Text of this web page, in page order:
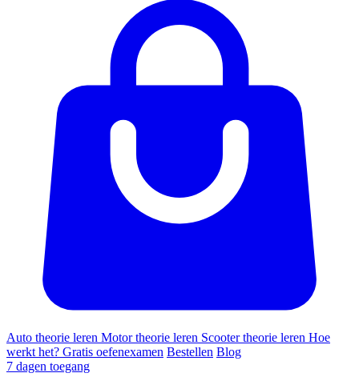
Auto theorie leren Motor theorie leren Scooter theorie leren Hoe
werkt het? Gratis oefenexamen Bestellen Blog
7 dagen toegang